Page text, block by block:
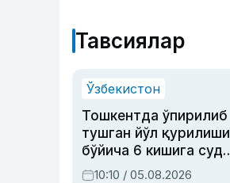
Тавсиялар
Ўзбекистон
Тошкентда ўпирилиб
тушган йўл қурилиши
бўйича 6 кишига суд
ҳукми ўқилди
10:10 / 05.08.2026